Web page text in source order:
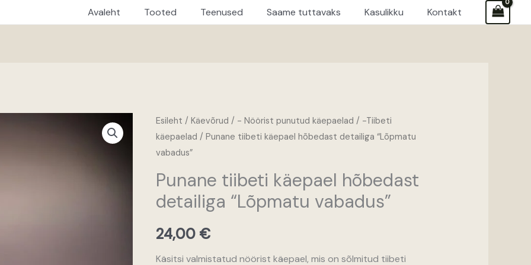
Avaleht Tooted Teenused Saame tuttavaks Kasulikku Kontakt
Esileht /Käevõrud / - Nöörist punutud käepaelad / -Tiibeti
käepaelad / Punane tiibeti käepael hõbedast detailiga “Lõpmatu
vabadus”
Punane tiibeti käepael hõbedast
detailiga “Lõpmatu vabadus”
24,00 €
Käsitsi valmistatud nöörist käepael, mis on sõlmitud tiibeti